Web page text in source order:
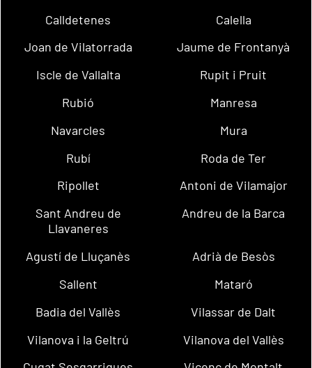
Calldetenes
Calella
Joan de Vilatorrada
Jaume de Frontanyà
Iscle de Vallalta
Rupit i Pruit
Rubió
Manresa
Navarcles
Mura
Rubí
Roda de Ter
Ripollet
Antoni de Vilamajor
Sant Andreu de
Llavaneres
Andreu de la Barca
Agustí de Lluçanès
Adrià de Besòs
Sallent
Mataró
Badia del Vallès
Vilassar de Dalt
Vilanova i la Geltrú
Vilanova del Vallès